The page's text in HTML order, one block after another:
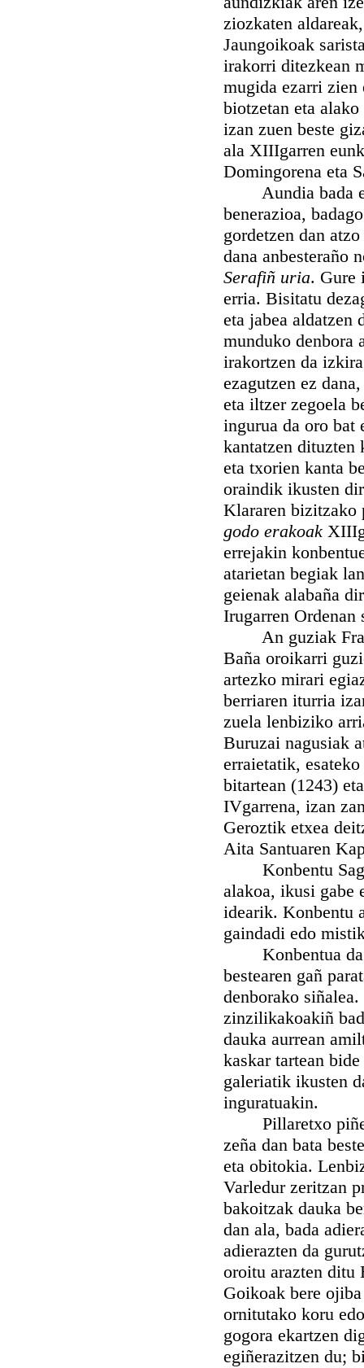
ziozkaten
Jaungoikoak
irakorri ditezkean
mugida ezarri zien
biotzetan eta
izan zuen beste
ala XIIIgarren
Domingorena eta
Aundia bada
benerazioa,
gordetzen dan
dana anbesteraño
Serafiñ uria. Gure
erria. Bisitatu
eta jabea aldatzen
munduko denbora
irakortzen da
ezagutzen ez
eta iltzer zegoela
ingurua da oro bat
kantatzen dituzten
eta txorien kanta
oraindik ikusten
Klararen bizitzako
godo erakoak
errejakin
atarietan begiak
geienak alabaña
Irugarren Ordenan
An guziak
Baña oroikarri
artezko mirari
berriaren iturria
zuela lenbiziko
Buruzai nagusiak
erraietatik,
bitartean (1243)
IVgarrena, izan
Geroztik etxea
Aita Santuaren
Konbentu
alakoa, ikusi gabe
idearik. Konbentu
gaindadi edo
Konbentua
bestearen gañ
denborako
zinzilikakoakiñ
dauka aurrean
kaskar tartean
galeriatik ikusten
inguratuakin.
Pillaretxo piñez
zeña dan bata
eta obitokia.
Varledur zeritzan
bakoitzak dauka
dan ala, bada
adierazten da
oroitu arazten ditu
Goikoak bere
ornitutako koru
gogora ekartzen
egiñerazitzen du;